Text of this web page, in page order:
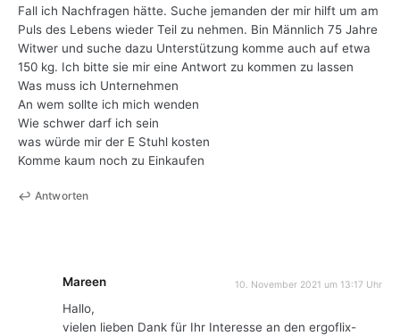
Fall ich Nachfragen hätte. Suche jemanden der mir hilft um am
Puls des Lebens wieder Teil zu nehmen. Bin Männlich 75 Jahre
Witwer und suche dazu Unterstützung komme auch auf etwa
150 kg. Ich bitte sie mir eine Antwort zu kommen zu lassen
Was muss ich Unternehmen
An wem sollte ich mich wenden
Wie schwer darf ich sein
was würde mir der E Stuhl kosten
Komme kaum noch zu Einkaufen
Antworten
Mareen 10. November 2021 um 13:17 Uhr
Hallo,
vielen lieben Dank für Ihr Interesse an den ergoflix-